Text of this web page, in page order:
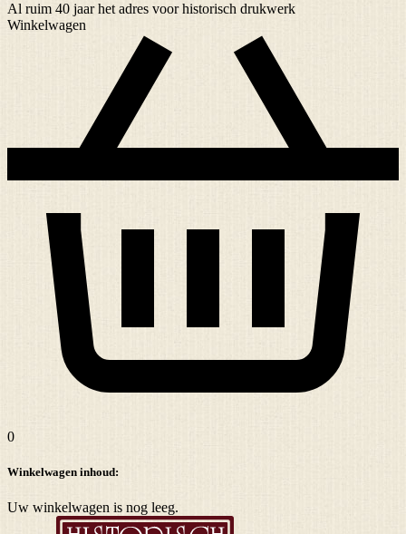
Al ruim 40 jaarhet adres voor historisch drukwerk
Winkelwagen
0
Winkelwagen inhoud:
Uw winkelwagen is nog leeg.